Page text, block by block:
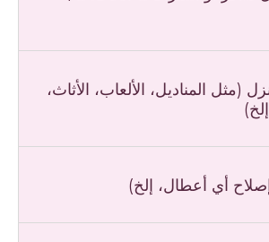
(مثل المناديل، الألعاب، الأثاث،
أي أعطال، إلخ)